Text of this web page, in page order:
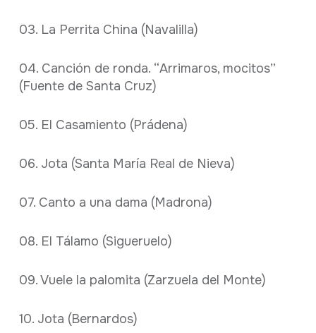
03. La Perrita China (Navalilla)
04. Canción de ronda. “Arrimaros, mocitos”
(Fuente de Santa Cruz)
05. El Casamiento (Prádena)
06. Jota (Santa María Real de Nieva)
07. Canto a una dama (Madrona)
08. El Tálamo (Sigueruelo)
09. Vuele la palomita (Zarzuela del Monte)
10. Jota (Bernardos)